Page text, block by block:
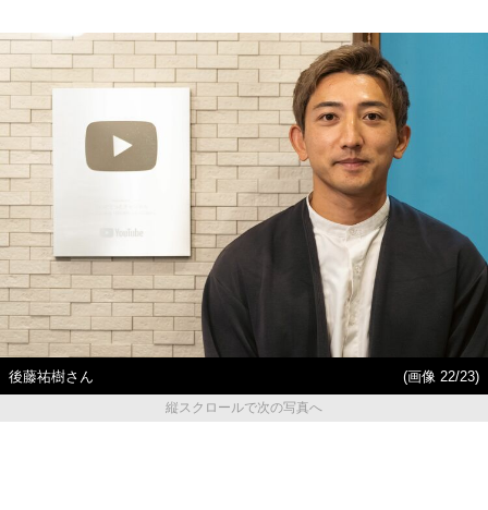
後藤祐樹さん
(画像 22/23)
縦スクロールで次の写真へ